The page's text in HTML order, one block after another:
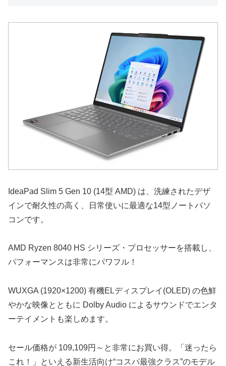
IdeaPad Slim 5 Gen 10 (14型 AMD) は、洗練されたデザ
インで耐久性の高く、日常使いに最適な14型ノートパソ
コンです。
AMD Ryzen 8040 HS シリーズ・プロセッサーを搭載し、
パフォーマンスは非常にパワフル！
WUXGA (1920×1200) 有機ELディスプレイ(OLED) の色鮮
やかな映像とともに Dolby Audio によるサウンドでエンタ
ーテイメントも楽しめます。
セール価格が 109,109円～と非常にお買い得。「迷ったら
これ！」といえる新生活向け“コスパ最強クラス”のモデル